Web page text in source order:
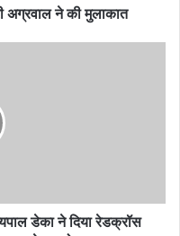
अग्रवाल ने की मुलाकात
डेका ने दिया रेडक्रॉस